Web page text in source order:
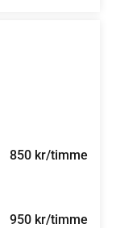
850 kr/timme
950 kr/timme